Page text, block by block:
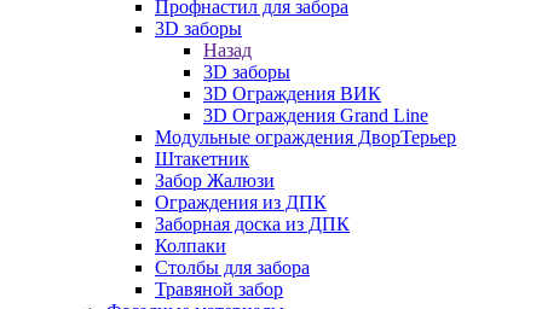
Профнастил для забора
3D заборы
Назад
3D заборы
3D Ограждения ВИК
3D Ограждения Grand Line
Модульные ограждения ДворТерьер
Штакетник
Забор Жалюзи
Ограждения из ДПК
Заборная доска из ДПК
Колпаки
Столбы для забора
Травяной забор